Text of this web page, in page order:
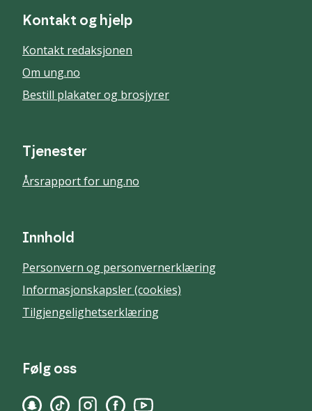
Kontakt og hjelp
Kontakt redaksjonen
Om ung.no
Bestill plakater og brosjyrer
Tjenester
Årsrapport for ung.no
Innhold
Personvern og personvernerklæring
Informasjonskapsler (cookies)
Tilgjengelighetserklæring
Følg oss